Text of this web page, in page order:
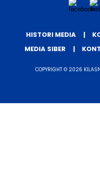
HISTORI MEDIA
MEDIA SIBER
COPYRIGHT © 2026